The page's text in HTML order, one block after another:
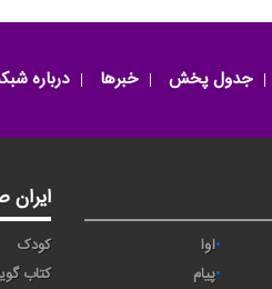
جدول پخش خبرها درباره
آوا
پیام
ایران
کودک
کتاب